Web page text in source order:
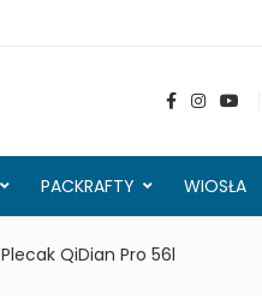
PACKRAFTY WIOSŁA
Plecak QiDian Pro 56l